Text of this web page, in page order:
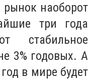
рынок наоборот
три года
стабильное
3% годовых. А
в мире будет